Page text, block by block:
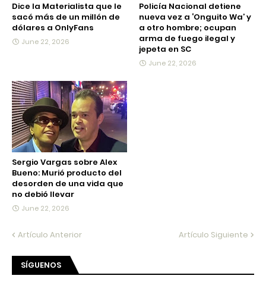
Dice la Materialista que le
sacó más de un millón de
dólares a OnlyFans
June 22, 2026
Policía Nacional detiene
nueva vez a ‘Onguito Wa’ y
a otro hombre; ocupan
arma de fuego ilegal y
jepeta en SC
June 22, 2026
Sergio Vargas sobre Alex
Bueno: Murió producto del
desorden de una vida que
no debió llevar
June 22, 2026
Artículo Anterior Artículo Siguiente
SÍGUENOS